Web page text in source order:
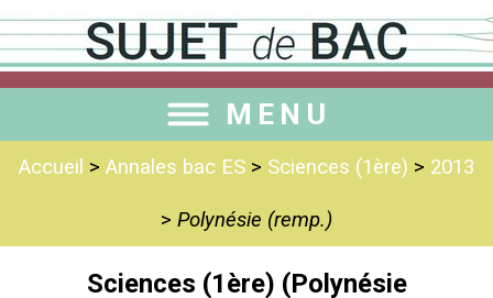
MENU
Accueil > Annales bac ES > Sciences (1ère) > 2013
> Polynésie (remp.)
Sciences (1ère) (Polynésie